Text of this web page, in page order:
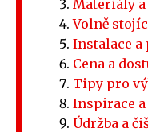
Materiály
Volně
Instalace
Cena a
Tipy pro
Inspirace
Údržba a